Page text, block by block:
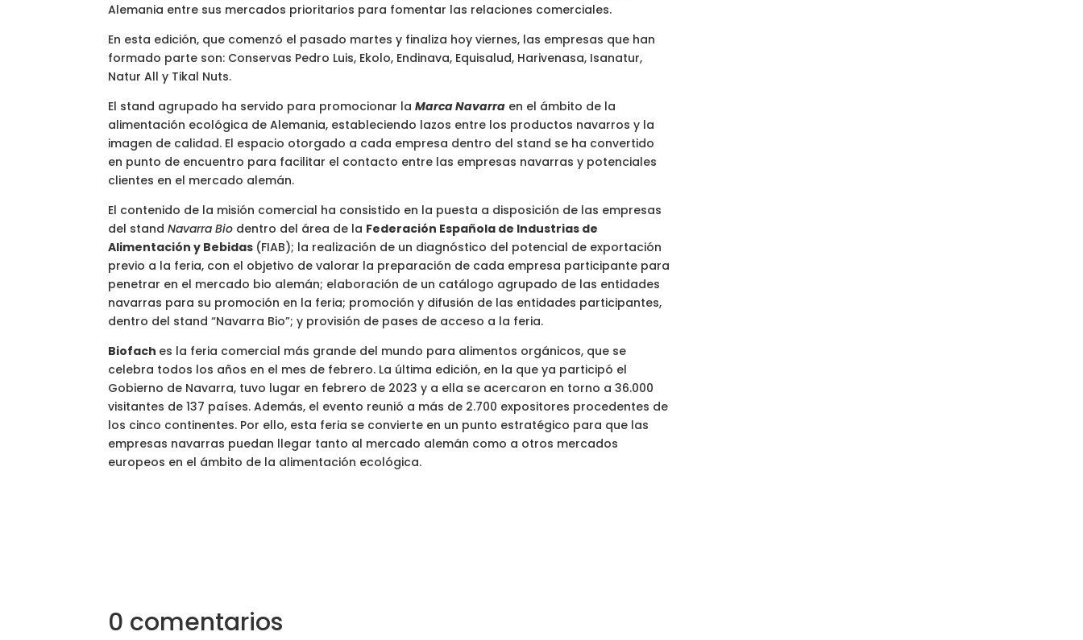
Alemania entre sus mercados prioritarios para fomentar las relaciones comerciales.
En esta edición, que comenzó el pasado martes y finaliza hoy viernes, las empresas que han
formado parte son: Conservas Pedro Luis, Ekolo, Endinava, Equisalud, Harivenasa, Isanatur,
Natur All y Tikal Nuts.
El stand agrupado ha servido para promocionar laMarca Navarra en el ámbito de la
alimentación ecológica de Alemania, estableciendo lazos entre los productos navarros y la
imagen de calidad. El espacio otorgado a cada empresa dentro del stand se ha convertido
en punto de encuentro para facilitar el contacto entre las empresas navarras y potenciales
clientes en el mercado alemán.
El contenido de la misión comercial ha consistido en la puesta a disposición de las empresas
del standNavarra Bio dentro del área de la Federación Española de Industrias de
Alimentación y Bebidas (FIAB); la realización de un diagnóstico del potencial de exportación
previo a la feria, con el objetivo de valorar la preparación de cada empresa participante para
penetrar en el mercado bio alemán; elaboración de un catálogo agrupado de las entidades
navarras para su promoción en la feria; promoción y difusión de las entidades participantes,
dentro del stand “Navarra Bio”; y provisión de pases de acceso a la feria.
Biofach es la feria comercial más grande del mundo para alimentos orgánicos, que se
celebra todos los años en el mes de febrero. La última edición, en la que ya participó el
Gobierno de Navarra, tuvo lugar en febrero de 2023 y a ella se acercaron en torno a 36.000
visitantes de 137 países. Además, el evento reunió a más de 2.700 expositores procedentes de
los cinco continentes. Por ello, esta feria se convierte en un punto estratégico para que las
empresas navarras puedan llegar tanto al mercado alemán como a otros mercados
europeos en el ámbito de la alimentación ecológica.
0 comentarios